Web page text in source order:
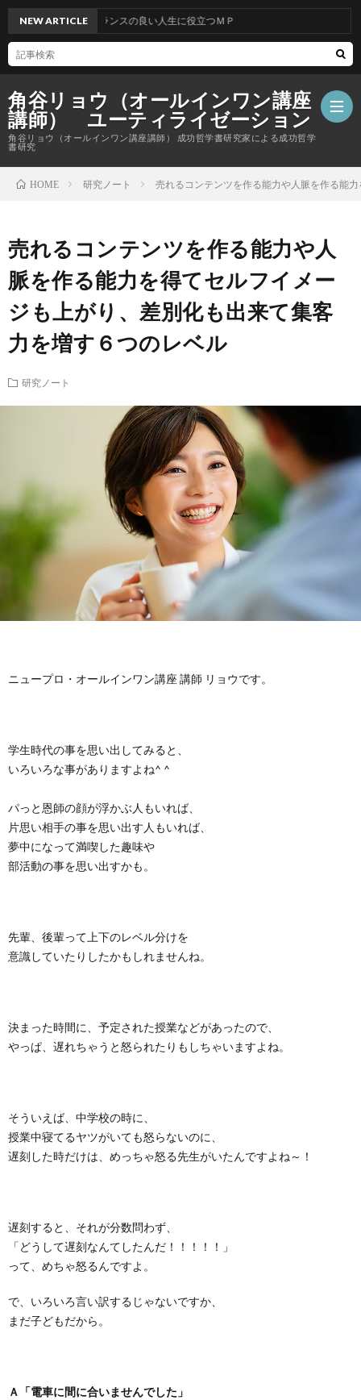
角谷リョウ（オールインワン講座
講師） ユーティライゼーション
角谷リョウ（オールインワン講座講師） 成功哲学書研究家による成功哲学
書研究
NEW ARTICLEバランスの良い人生に役立つＭＰ
HOME 研究ノート 売れるコンテンツを作る能力や人脈を作る能
売れるコンテンツを作る能力や人
脈を作る能力を得てセルフイメー
ジも上がり、差別化も出来て集客
力を増す６つのレベル
研究ノート
ニュープロ・オールインワン講座 講師 リョウです。
学生時代の事を思い出してみると、
いろいろな事がありますよね^ ^
パっと恩師の顔が浮かぶ人もいれば、
片思い相手の事を思い出す人もいれば、
夢中になって満喫した趣味や
部活動の事を思い出すかも。
先輩、後輩って上下のレベル分けを
意識していたりしたかもしれませんね。
決まった時間に、予定された授業などがあったので、
やっぱ、遅れちゃうと怒られたりもしちゃいますよね。
そういえば、中学校の時に、
授業中寝てるヤツがいても怒らないのに、
遅刻した時だけは、めっちゃ怒る先生がいたんですよね～！
遅刻すると、それが分数問わず、
「どうして遅刻なんてしたんだ！！！！！」
って、めちゃ怒るんですよ。
で、いろいろ言い訳するじゃないですか、
まだ子どもだから。
Ａ「電車に間に合いませんでした」